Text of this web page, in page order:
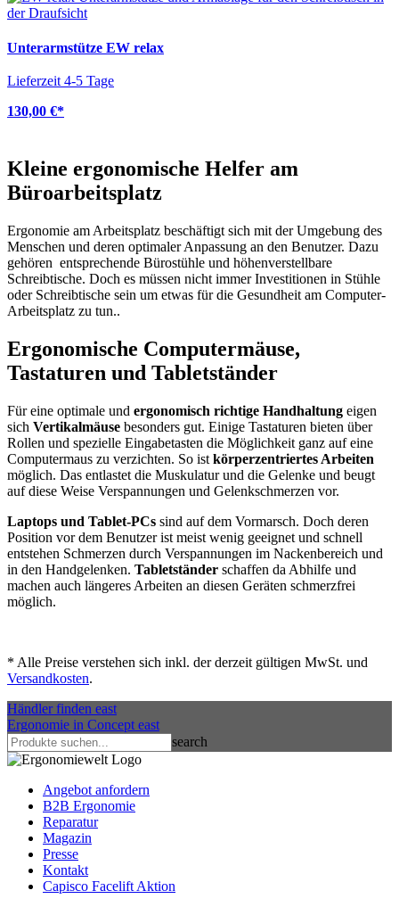
Unterarmstütze EW relax
Lieferzeit 4-5 Tage
130,00 €*
Kleine ergonomische Helfer am
Büroarbeitsplatz
Ergonomie am Arbeitsplatz beschäftigt sich mit der Umgebung des
Menschen und deren optimaler Anpassung an den Benutzer. Dazu
gehören entsprechende Bürostühle und höhenverstellbare
Schreibtische. Doch es müssen nicht immer Investitionen in Stühle
oder Schreibtische sein um etwas für die Gesundheit am Computer-
Arbeitsplatz zu tun..
Ergonomische Computermäuse,
Tastaturen und Tabletständer
Für eine optimale und ergonomisch richtige Handhaltung eigen
sich Vertikalmäuse besonders gut. Einige Tastaturen bieten über
Rollen und spezielle Eingabetasten die Möglichkeit ganz auf eine
Computermaus zu verzichten. So ist körperzentriertes Arbeiten
möglich. Das entlastet die Muskulatur und die Gelenke und beugt
auf diese Weise Verspannungen und Gelenkschmerzen vor.
Laptops und Tablet-PCs sind auf dem Vormarsch. Doch deren
Position vor dem Benutzer ist meist wenig geeignet und schnell
entstehen Schmerzen durch Verspannungen im Nackenbereich und
in den Handgelenken. Tabletständer schaffen da Abhilfe und
machen auch längeres Arbeiten an diesen Geräten schmerzfrei
möglich.
* Alle Preise verstehen sich inkl. der derzeit gültigen MwSt. und
Versandkosten.
Händler finden east
Ergonomie in Concept east
search
Angebot anfordern
B2B Ergonomie
Reparatur
Magazin
Presse
Kontakt
Capisco Facelift Aktion